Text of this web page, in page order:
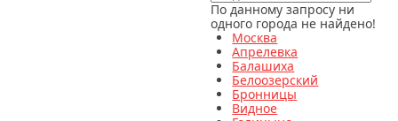
По данному запросу ни
одного города не найдено!
Москва
Апрелевка
Балашиха
Белоозерский
Бронницы
Видное